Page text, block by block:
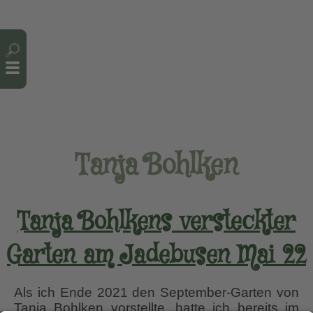
Tanja Bohlken
Tanja Bohlkens versteckter
Garten am Jadebusen Mai 22
Als ich Ende 2021 den September-Garten von
Tanja Bohlken vorstellte, hatte ich bereits im